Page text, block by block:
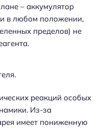
– аккумулятор
в любом положении,
пределов) не
реакций особых
Из-за
имеет пониженную